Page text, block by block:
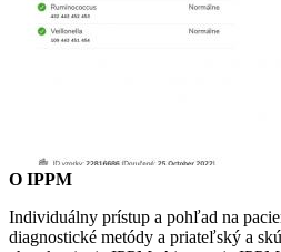
O IPPM
Individuálny prístup a pohľad na
diagnostické metódy a priateľský a